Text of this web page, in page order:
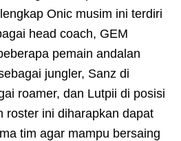
Onic musim ini terdiri
head coach, GEM
pemain andalan
jungler, Sanz di
roamer, dan Lutpii di posisi
roster ini diharapkan dapat
tim agar mampu bersaing